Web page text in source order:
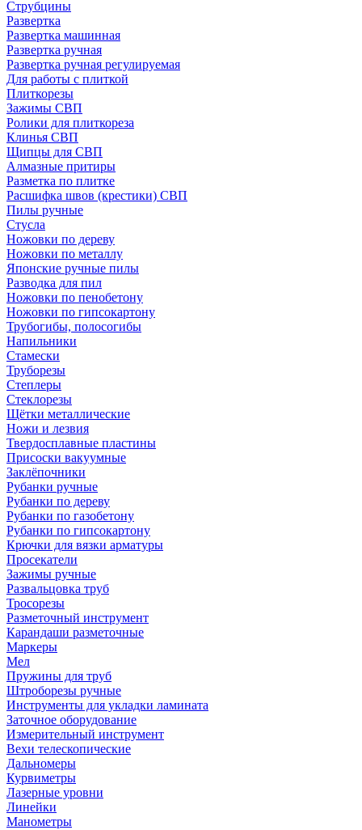
Струбцины
Развертка
Развертка машинная
Развертка ручная
Развертка ручная регулируемая
Для работы с плиткой
Плиткорезы
Зажимы СВП
Ролики для плиткореза
Клинья СВП
Щипцы для СВП
Алмазные притиры
Разметка по плитке
Расшифка швов (крестики) СВП
Пилы ручные
Стусла
Ножовки по дереву
Ножовки по металлу
Японские ручные пилы
Разводка для пил
Ножовки по пенобетону
Ножовки по гипсокартону
Трубогибы, полосогибы
Напильники
Стамески
Труборезы
Степлеры
Стеклорезы
Щётки металлические
Ножи и лезвия
Твердосплавные пластины
Присоски вакуумные
Заклёпочники
Рубанки ручные
Рубанки по дереву
Рубанки по газобетону
Рубанки по гипсокартону
Крючки для вязки арматуры
Просекатели
Зажимы ручные
Развальцовка труб
Тросорезы
Разметочный инструмент
Карандаши разметочные
Маркеры
Мел
Пружины для труб
Штроборезы ручные
Инструменты для укладки ламината
Заточное оборудование
Измерительный инструмент
Вехи телескопические
Дальномеры
Курвиметры
Лазерные уровни
Линейки
Манометры